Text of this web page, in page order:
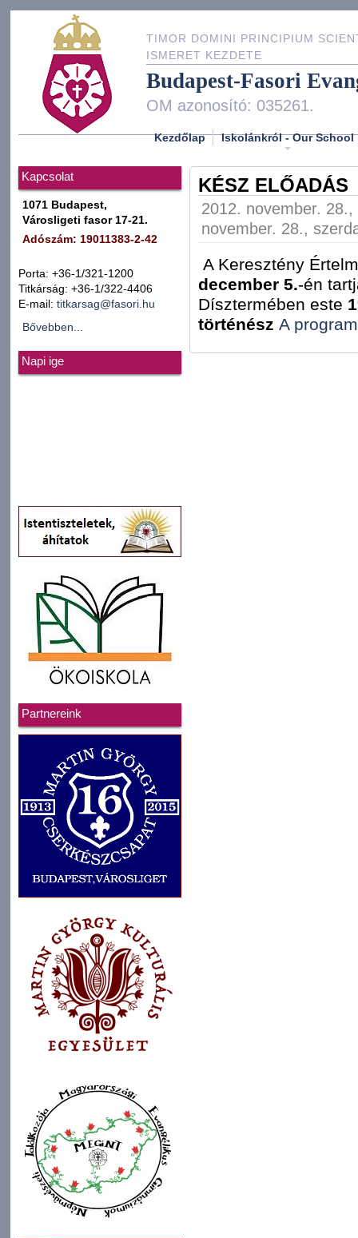
TIMOR DOMINI PRINCIPIUM
ISMERET KEZDETE
Budapest-Fasori
OM azonosító: 035261.
Kezdőlap Iskolánkról - Our School
Kapcsolat
1071 Budapest,
Városligeti fasor 17-21.
Adószám: 19011383-2-42
Porta: +36-1/321-1200
Titkárság: +36-1/322-4406
E-mail: titkarsag@fasori.hu
Bővebben...
Napi ige
Partnereink
KÉSZ ELŐADÁS
2012. november.
november. 28.,
A Keresztény
december 5.-én
Dísztermében este
történész A